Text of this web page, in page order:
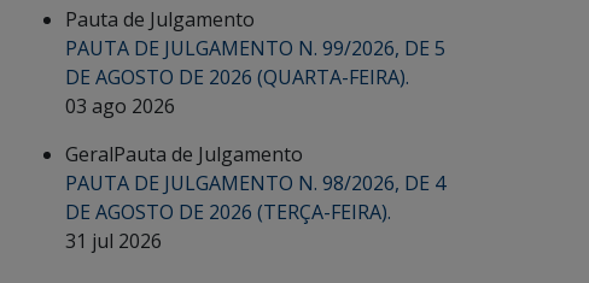
Pauta de Julgamento
PAUTA DE JULGAMENTO N. 99/2026, DE 5
DE AGOSTO DE 2026 (QUARTA-FEIRA).
03 ago 2026
GeralPauta de Julgamento
PAUTA DE JULGAMENTO N. 98/2026, DE 4
DE AGOSTO DE 2026 (TERÇA-FEIRA).
31 jul 2026